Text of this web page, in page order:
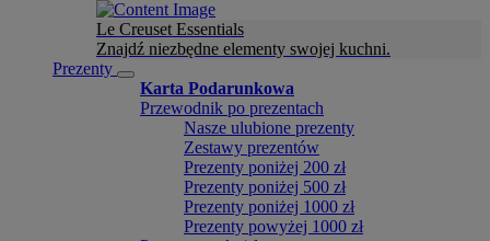
Le Creuset Essentials
Znajdź niezbędne elementy swojej kuchni.
Prezenty
Karta Podarunkowa
Przewodnik po prezentach
Nasze ulubione prezenty
Zestawy prezentów
Prezenty poniżej 200 zł
Prezenty poniżej 500 zł
Prezenty poniżej 1000 zł
Prezenty powyżej 1000 zł